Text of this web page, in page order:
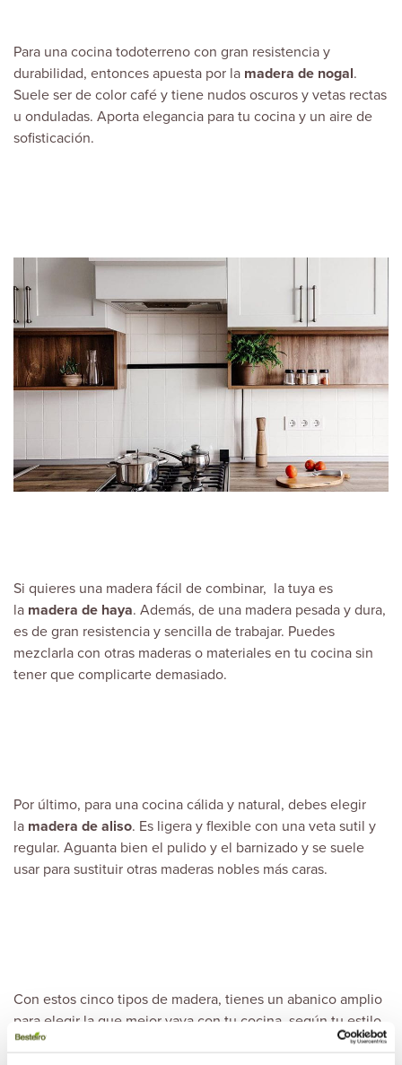
Para una cocina todoterreno con gran resistencia y
durabilidad, entonces apuesta por la madera de nogal.
Suele ser de color café y tiene nudos oscuros y vetas rectas
u onduladas. Aporta elegancia para tu cocina y un aire de
sofisticación.
Si quieres una madera fácil de combinar, la tuya es
la madera de haya. Además, de una madera pesada y dura,
es de gran resistencia y sencilla de trabajar. Puedes
mezclarla con otras maderas o materiales en tu cocina sin
tener que complicarte demasiado.
Por último, para una cocina cálida y natural, debes elegir
la madera de aliso. Es ligera y flexible con una veta sutil y
regular. Aguanta bien el pulido y el barnizado y se suele
usar para sustituir otras maderas nobles más caras.
Con estos cinco tipos de madera, tienes un abanico amplio
para elegir la que mejor vaya con tu cocina , según tu estilo
o tus necesidades estéticas y funcionales.